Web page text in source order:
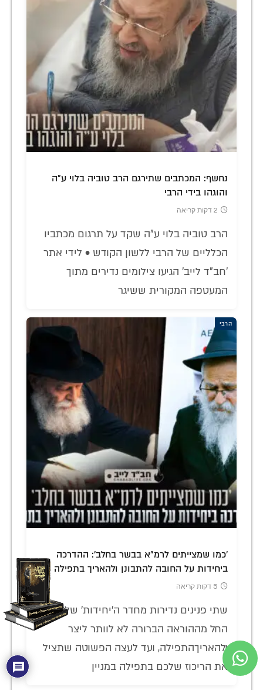
נחשף: המכתבים שתירגם הרב טוביה בלוי ע"ה
והוגהו בידי הרבי
2 דקות קריאה
הרב טוביה בלוי ע"ה שקד על תרגום מכתביו
הכלליים של הרבי ללשון הקודש • לידי אתר
'חב"ד לייב' הגיעו צילומים נדירים מתוך
המעטפה המקורית ששיגר
הרבי
'כמו שמצייתים לרמ"א בבשר בחלב': ההדרכה
ביחידות על החובה להתבונן ולהאריך בתפילה
5 דקות קריאה
שתי פנינים נדירות מחדר ה'יחידות' של הרבי:
החל מההוראה הברורה לא לוותר ליצר
ולהאריךהתפילה, ועד לעצה הפשוטה שתציל
את הריכוז שלכם בתפילה במניין